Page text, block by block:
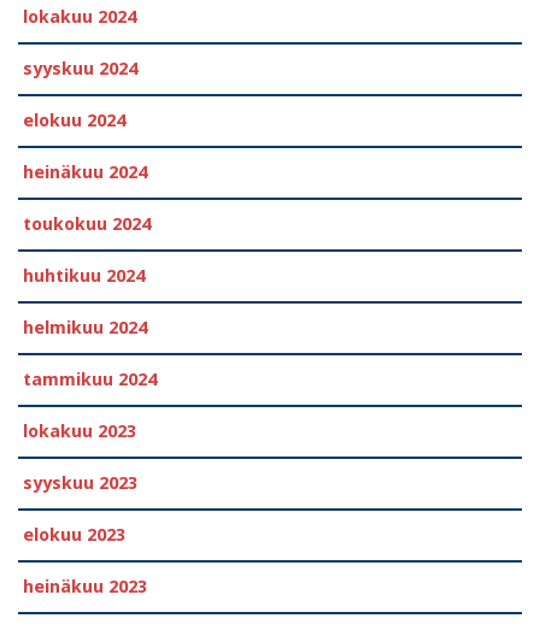
lokakuu 2024
syyskuu 2024
elokuu 2024
heinäkuu 2024
toukokuu 2024
huhtikuu 2024
helmikuu 2024
tammikuu 2024
lokakuu 2023
syyskuu 2023
elokuu 2023
heinäkuu 2023